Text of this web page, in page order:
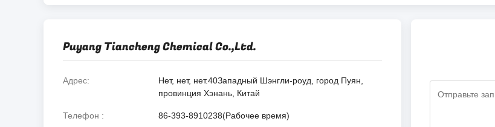
Puyang Tiancheng Chemical Co.,Ltd.
Адрес
Нет, нет, нет.40Западный Шэнгли-роуд, город Пуян,
провинция Хэнань, Китай
Телефон 86-393-8910238(Рабочее время)